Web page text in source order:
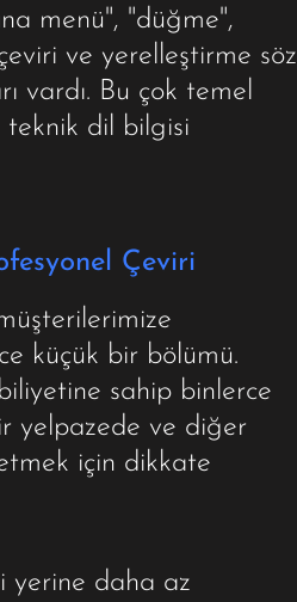
menü", "düğme",
ve yerelleştirme söz
vardı. Bu çok temel
teknik dil bilgisi
Çeviri
küçük bir bölümü.
sahip binlerce
yelpazede ve diğer
için dikkate
yerine daha az